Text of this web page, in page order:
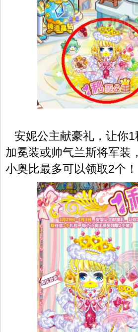
安妮公主献豪礼，让你
加冕装或帅气兰斯将军装
小奥比最多可以领取2个！